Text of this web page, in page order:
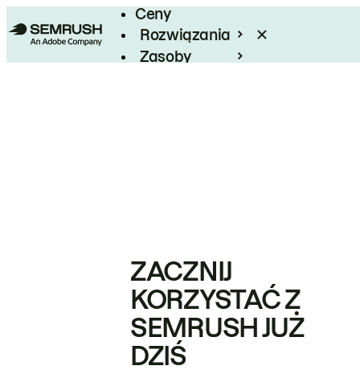
Ceny
Rozwiązania
Zasoby
ZACZNIJ
KORZYSTAĆ Z
SEMRUSH JUŻ
DZIŚ